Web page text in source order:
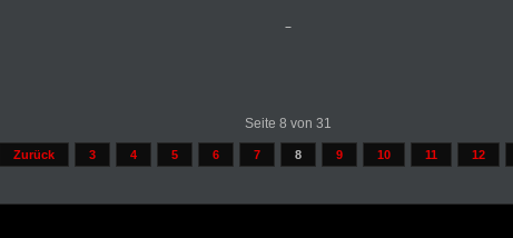
Seite 8 von 31
Zurück 3 4 5 6 7 8 9 10 11 12